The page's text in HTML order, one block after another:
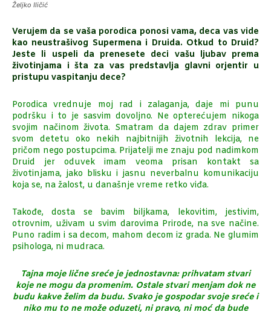
Željko Iličić
Verujem da se vaša porodica ponosi vama, deca vas vide
kao neustrašivog Supermena i Druida. Otkud to Druid?
Jeste li uspeli da prenesete deci vašu ljubav prema
životinjama i šta za vas predstavlja glavni orjentir u
pristupu vaspitanju dece?
Porodica vrednuje moj rad i zalaganja, daje mi punu
podršku i to je sasvim dovoljno. Ne opterećujem nikoga
svojim načinom života. Smatram da dajem zdrav primer
svom detetu oko nekih najbitnijih životnih lekcija, ne
pričom nego postupcima. Prijatelji me znaju pod nadimkom
Druid jer oduvek imam veoma prisan kontakt sa
životinjama, jako blisku i jasnu neverbalnu komunikaciju
koja se, na žalost, u današnje vreme retko viđa.
Takođe, dosta se bavim biljkama, lekovitim, jestivim,
otrovnim, uživam u svim darovima Prirode, na sve načine.
Puno radim i sa decom, mahom decom iz grada. Ne glumim
psihologa, ni mudraca.
Tajna moje lične sreće je jednostavna: prihvatam stvari
koje ne mogu da promenim. Ostale stvari menjam dok ne
budu kakve želim da budu. Svako je gospodar svoje sreće i
niko mu to ne može oduzeti, ni pravo, ni moć da bude